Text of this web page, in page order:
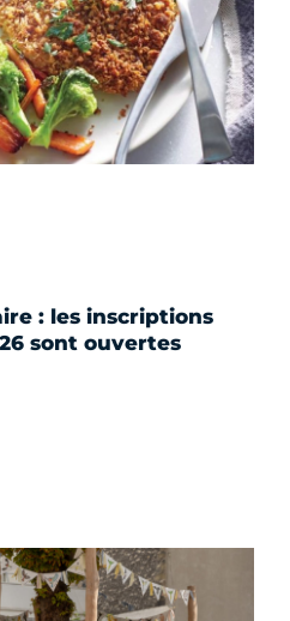
: les inscriptions
sont ouvertes